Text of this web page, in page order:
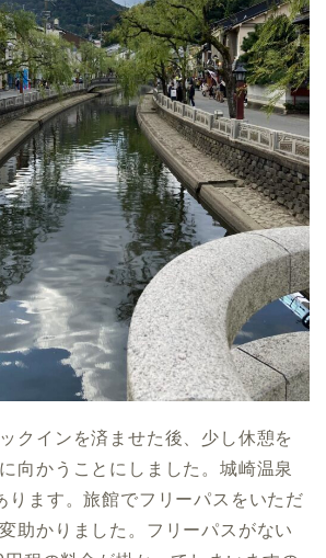
クインを済ませた後、少し休憩を
向かうことにしました。城崎温泉
ります。旅館でフリーパスをいただ
助かりました。フリーパスがない